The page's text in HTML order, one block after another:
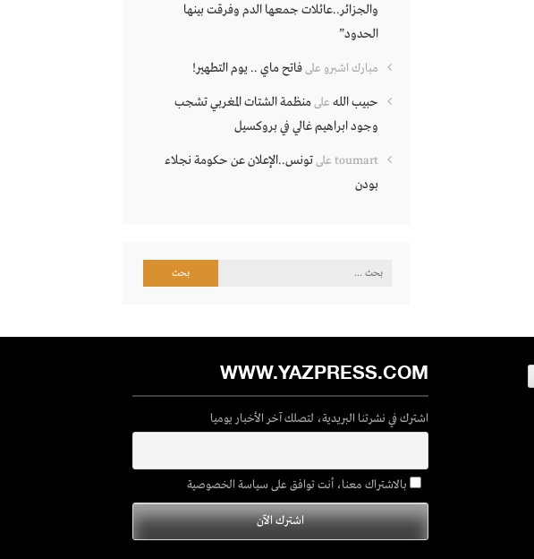
والجزائر..عائلات جمعها الدم وفرقت بينها
الحدود”
مبارك اشبرو علىفاتح ماي .. يوم التطهير!
حبيب الله علىمنظمة الشتات المغربي تشجب
وجود ابراهيم غالي في بروكسيل
toumart علىتونس..الإعلان عن حكومة نجلاء
بودن
البحث
WWW.YAZPRESS.COM
اشترك في نشرتنا البريدية، لتصلك آخر الأخبار يوميا
بالاشتراك معنا، أنت توافق على سياسة الخصوصية